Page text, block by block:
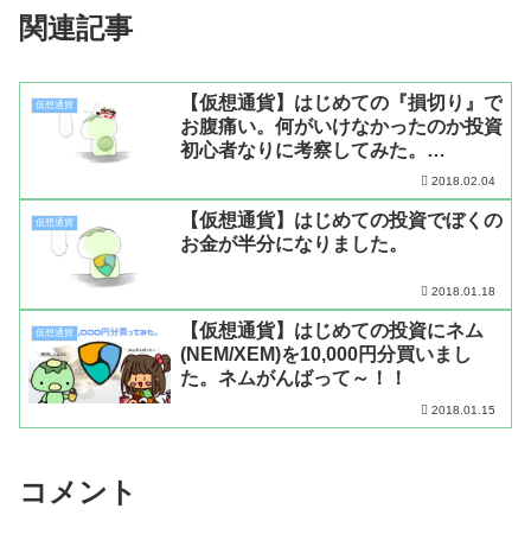
関連記事
仮想通貨
【仮想通貨】はじめての『損切り』で
お腹痛い。何がいけなかったのか投資
初心者なりに考察してみた。
2018.02.04
仮想通貨
【仮想通貨】はじめての投資でぼくの
お金が半分になりました。
2018.01.18
仮想通貨
【仮想通貨】はじめての投資にネム
(NEM/XEM)を10,000円分買いまし
た。ネムがんばって～！！
2018.01.15
コメント